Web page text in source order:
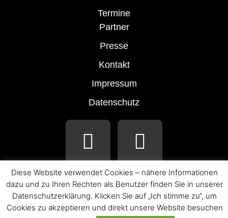
Termine
Partner
Presse
Kontakt
Impressum
Datenschutz
© 2026 LAURA WILDE
ALLE ANGABEN OHNE GEWÄHR.
Diese Website verwendet Cookies – nähere Informationen
dazu und zu Ihren Rechten als Benutzer finden Sie in unserer
Datenschutzerklärung. Klicken Sie auf „Ich stimme zu“, um
Cookies zu akzeptieren und direkt unsere Website besuchen